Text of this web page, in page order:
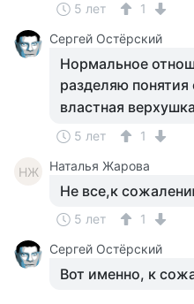
5 лет
1
Сергей Остёрский
Нормальное
разделяю понятия
властная верхушка
5 лет 1
НЖ Наталья Жарова
Не все,к
5 лет
1
Сергей Остёрский
Вот именно, к